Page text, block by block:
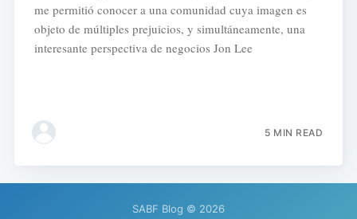
me permitió conocer a una comunidad cuya imagen es
objeto de múltiples prejuicios, y simultáneamente, una
interesante perspectiva de negocios Jon Lee
5 MIN READ
SABF Blog © 2026